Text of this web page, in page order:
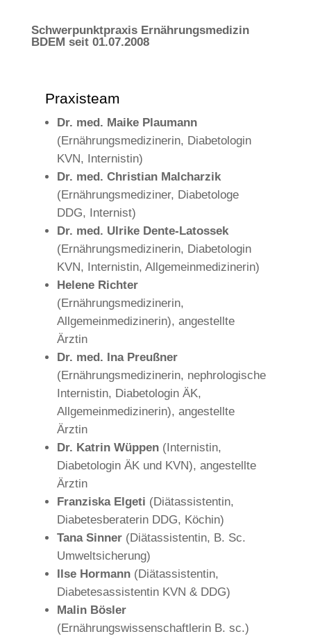
Schwerpunktpraxis Ernährungsmedizin
BDEM seit 01.07.2008
Praxisteam
Dr. med. Maike Plaumann
(Ernährungsmedizinerin, Diabetologin
KVN, Internistin)
Dr. med. Christian Malcharzik
(Ernährungsmediziner, Diabetologe
DDG, Internist)
Dr. med. Ulrike Dente-Latossek
(Ernährungsmedizinerin, Diabetologin
KVN, Internistin, Allgemeinmedizinerin)
Helene Richter
(Ernährungsmedizinerin,
Allgemeinmedizinerin), angestellte
Ärztin
Dr. med. Ina Preußner
(Ernährungsmedizinerin, nephrologische
Internistin, Diabetologin ÄK,
Allgemeinmedizinerin), angestellte
Ärztin
Dr. Katrin Wüppen(Internistin,
Diabetologin ÄK und KVN), angestellte
Ärztin
Franziska Elgeti (Diätassistentin,
Diabetesberaterin DDG, Köchin)
Tana Sinner(Diätassistentin, B. Sc.
Umweltsicherung)
Ilse Hormann(Diätassistentin,
Diabetesassistentin KVN & DDG)
Malin Bösler
(Ernährungswissenschaftlerin B. sc.)